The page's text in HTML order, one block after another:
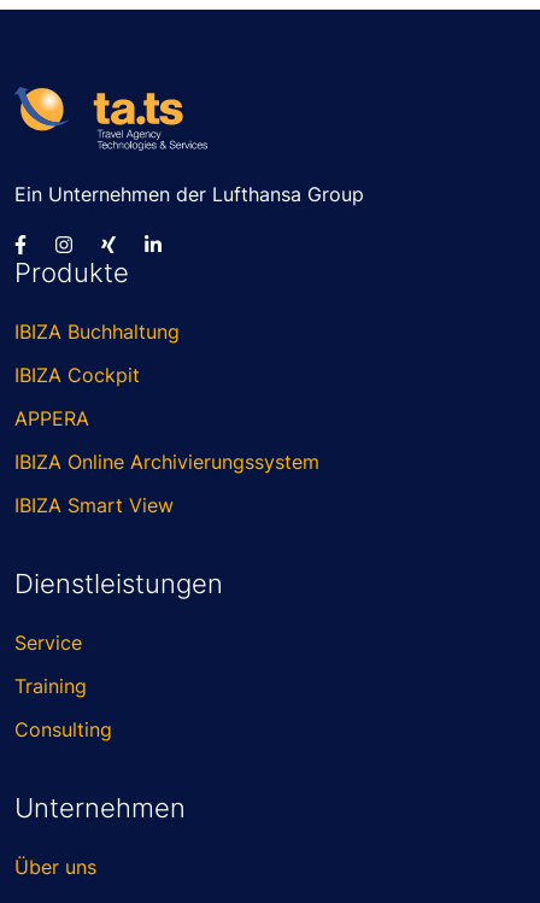
Ein Unternehmen der Lufthansa Group
Produkte
IBIZA Buchhaltung
IBIZA Cockpit
APPERA
IBIZA Online Archivierungssystem
IBIZA Smart View
Dienstleistungen
Service
Training
Consulting
Unternehmen
Über uns